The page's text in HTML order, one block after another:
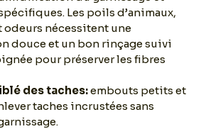
Les poils d’animaux,
odeurs nécessitent une
douce et un bon rinçage suivi
pour préserver les fibres
des taches:embouts petits et
taches incrustées sans